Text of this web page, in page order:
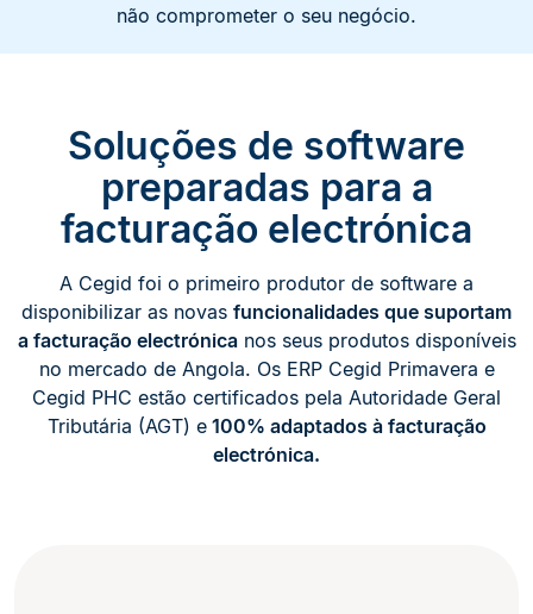
não comprometer o seu negócio.
Soluções de software
preparadas para a
facturação electrónica
A Cegid foi o primeiro produtor de software a
disponibilizar as novas funcionalidades que suportam
a facturação electrónicanos seus produtos disponíveis
no mercado de Angola. Os ERP Cegid Primavera e
Cegid PHC estão certificados pela Autoridade Geral
Tributária (AGT) e100% adaptados à facturação
electrónica.